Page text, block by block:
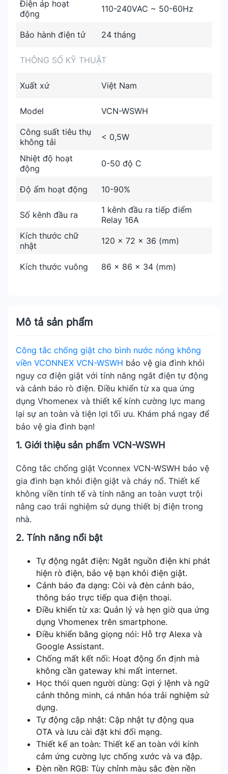
Mô tả sản phẩm
Công tắc chống giật cho bình nước nóng không
viền VCONNEX VCN-WSWH bảo vệ gia đình khỏi
nguy cơ điện giật với tính năng ngắt điện tự động
và cảnh báo rò điện. Điều khiển từ xa qua ứng
dụng Vhomenex và thiết kế kính cường lực mang
lại sự an toàn và tiện lợi tối ưu. Khám phá ngay để
bảo vệ gia đình bạn!
1. Giới thiệu sản phẩm VCN-WSWH
Công tắc chống giật Vconnex VCN-WSWH bảo vệ
gia đình bạn khỏi điện giật và cháy nổ. Thiết kế
không viền tinh tế và tính năng an toàn vượt trội
nâng cao trải nghiệm sử dụng thiết bị điện trong
nhà.
2. Tính năng nổi bật
Tự động ngắt điện: Ngắt nguồn điện khi phát
hiện rò điện, bảo vệ bạn khỏi điện giật.
Cảnh báo đa dạng: Còi và đèn cảnh báo,
thông báo trực tiếp qua điện thoại.
Điều khiển từ xa: Quản lý và hẹn giờ qua ứng
dụng Vhomenex trên smartphone.
Điều khiển bằng giọng nói: Hỗ trợ Alexa và
Google Assistant.
Chống mất kết nối: Hoạt động ổn định mà
không cần gateway khi mất internet.
Học thói quen người dùng: Gợi ý lệnh và ngữ
cảnh thông minh, cá nhân hóa trải nghiệm sử
dụng.
Tự động cập nhật: Cập nhật tự động qua
OTA và lưu cài đặt khi đổi mạng.
Thiết kế an toàn: Thiết kế an toàn với kính
cảm ứng cường lực chống xước và va đập.
Đèn nền RGB: Tùy chỉnh màu sắc đèn nền
Điện áp hoạt
động
110-240VAC ~ 50-60Hz
Bảo hành điện tử 24 tháng
THÔNG SỐ KỸ THUẬT
Xuất xứ Việt Nam
Model VCN-WSWH
Công suất tiêu thụ
không tải
< 0,5W
Nhiệt độ hoạt
động
0-50 độ C
Độ ẩm hoạt động 10-90%
Số kênh đầu ra
1 kênh đầu ra tiếp điểm
Relay 16A
Kích thước chữ
nhật
120 x 72 x 36 (mm)
Kích thước vuông 86 x 86 x 34 (mm)